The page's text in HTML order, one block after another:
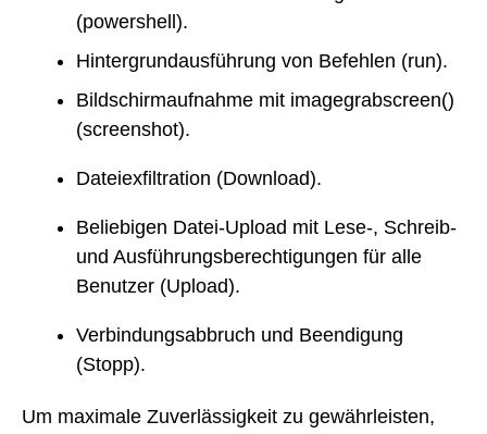
(powershell).
Hintergrundausführung von Befehlen (run).
Bildschirmaufnahme mit imagegrabscreen()
(screenshot).
Dateiexfiltration (Download).
Beliebigen Datei-Upload mit Lese-, Schreib-
und Ausführungsberechtigungen für alle
Benutzer (Upload).
Verbindungsabbruch und Beendigung
(Stopp).
Um maximale Zuverlässigkeit zu gewährleisten,